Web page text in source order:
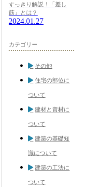
すっきり解説！「差し
筋」とは？
2024.01.27
カテゴリー
その他
住宅の部位に
ついて
建材と資材に
ついて
建築の基礎知
識について
建築の工法に
ついて